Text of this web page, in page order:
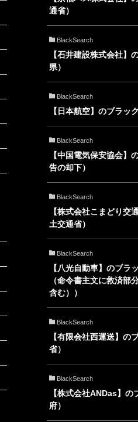
通省）
BlackSearch
【石井建設株式会社】
県）
BlackSearch
【日本航空】のブラッ
BlackSearch
【中国電気保安協会】
告の却下）
BlackSearch
【株式会社こまどり交
土交通省）
BlackSearch
【八光自動車】のブラ
（命令書主文に救済部
含む））
BlackSearch
【有限会社西運送】の
省）
BlackSearch
【株式会社ANDas】の
府）